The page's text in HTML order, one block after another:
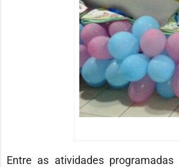
Entre as atividades